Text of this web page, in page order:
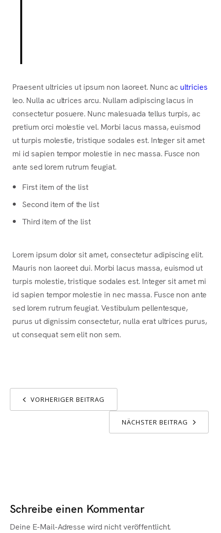
Praesent ultricies ut ipsum non laoreet. Nunc ac ultricies
leo. Nulla ac ultrices arcu. Nullam adipiscing lacus in
consectetur posuere. Nunc malesuada tellus turpis, ac
pretium orci molestie vel. Morbi lacus massa, euismod
ut turpis molestie, tristique sodales est. Integer sit amet
mi id sapien tempor molestie in nec massa. Fusce non
ante sed lorem rutrum feugiat.
First item of the list
Second item of the list
Third item of the list
Lorem ipsum dolor sit amet, consectetur adipiscing elit.
Mauris non laoreet dui. Morbi lacus massa, euismod ut
turpis molestie, tristique sodales est. Integer sit amet mi
id sapien tempor molestie in nec massa. Fusce non ante
sed lorem rutrum feugiat. Vestibulum pellentesque,
purus ut dignissim consectetur, nulla erat ultrices purus,
ut consequat sem elit non sem.
VORHERIGER BEITRAG
NÄCHSTER BEITRAG
Schreibe einen Kommentar
Deine E-Mail-Adresse wird nicht veröffentlicht.